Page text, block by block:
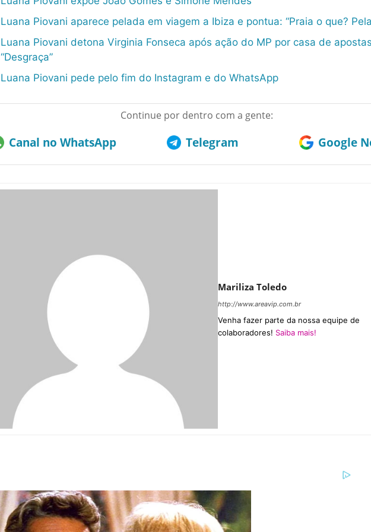
Luana Piovani aparece pelada em viagem a Ibiza e pontua: “Praia o que?
Luana Piovani detona Virginia Fonseca após ação do MP por casa de
“Desgraça”
Luana Piovani pede pelo fim do Instagram e do WhatsApp
Continue por dentro com a gente:
Canal no WhatsApp Telegram Google
Mariliza Toledo
http://www.areavip.com.br
Venha fazer parte da nossa equipe de
colaboradores! Saiba mais!